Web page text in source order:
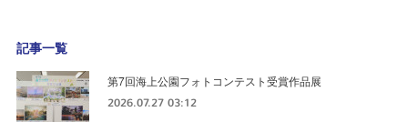
記事一覧
第7回海上公園フォトコンテスト受賞作品展
2026.07.27 03:12